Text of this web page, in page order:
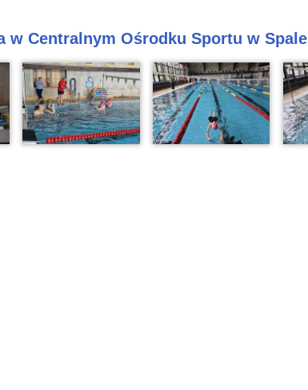
w Centralnym Ośrodku Sportu w Spale